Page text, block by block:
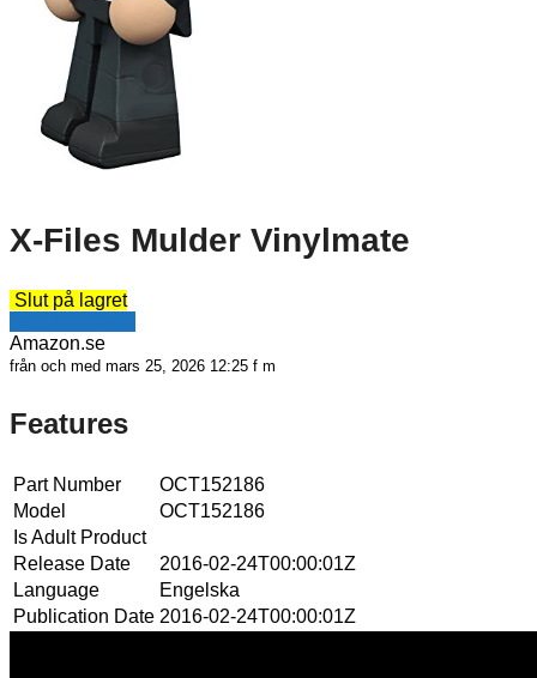
X-Files Mulder Vinylmate
Slut på lagret
Amazon.se
från och med mars 25, 2026 12:25 f m
Features
Part Number
OCT152186
Model
OCT152186
Is Adult Product
Release Date
2016-02-24T00:00:01Z
Language
Engelska
Publication Date 2016-02-24T00:00:01Z